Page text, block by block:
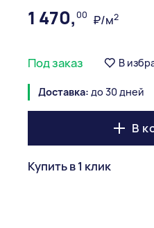
1 470,00 ₽/м2
Под заказ В
Доставка: до 30 дней
В
Купить в 1 клик